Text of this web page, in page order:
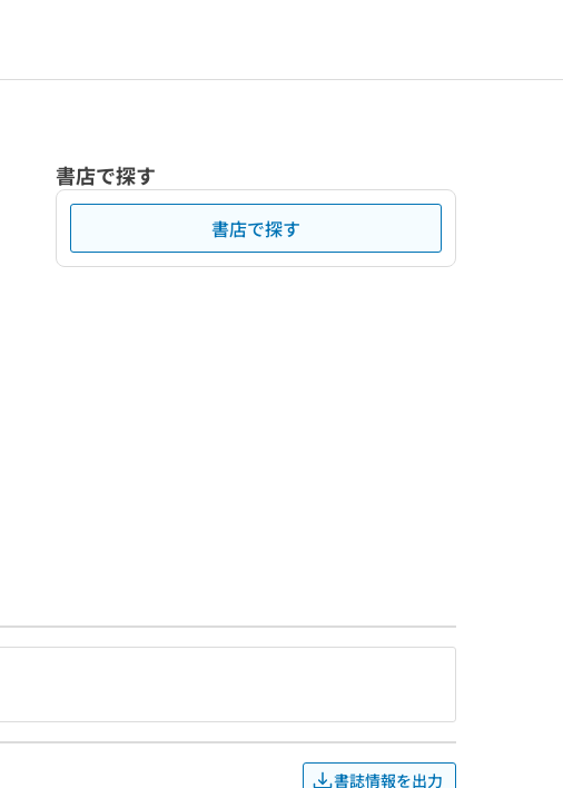
書店で探す
書店で探す
書誌情報を出力